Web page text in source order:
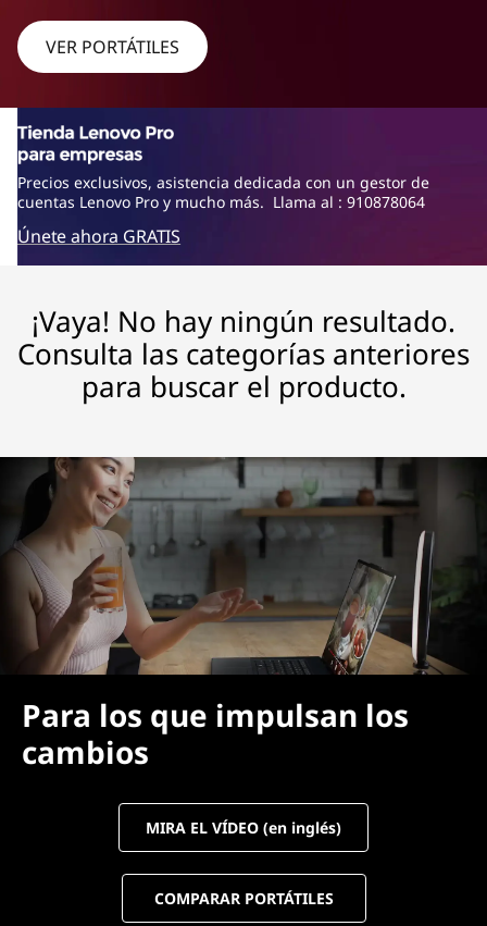
VER PORTÁTILES
Precios exclusivos, asistencia dedicada con un gestor de
cuentas Lenovo Pro y mucho más. Llama al : 910878064
Únete ahora GRATIS
¡Vaya! No hay ningún resultado.
Consulta las categorías anteriores
para buscar el producto.
Para los que impulsan los
cambios
MIRA EL VÍDEO (en inglés)
COMPARAR PORTÁTILES